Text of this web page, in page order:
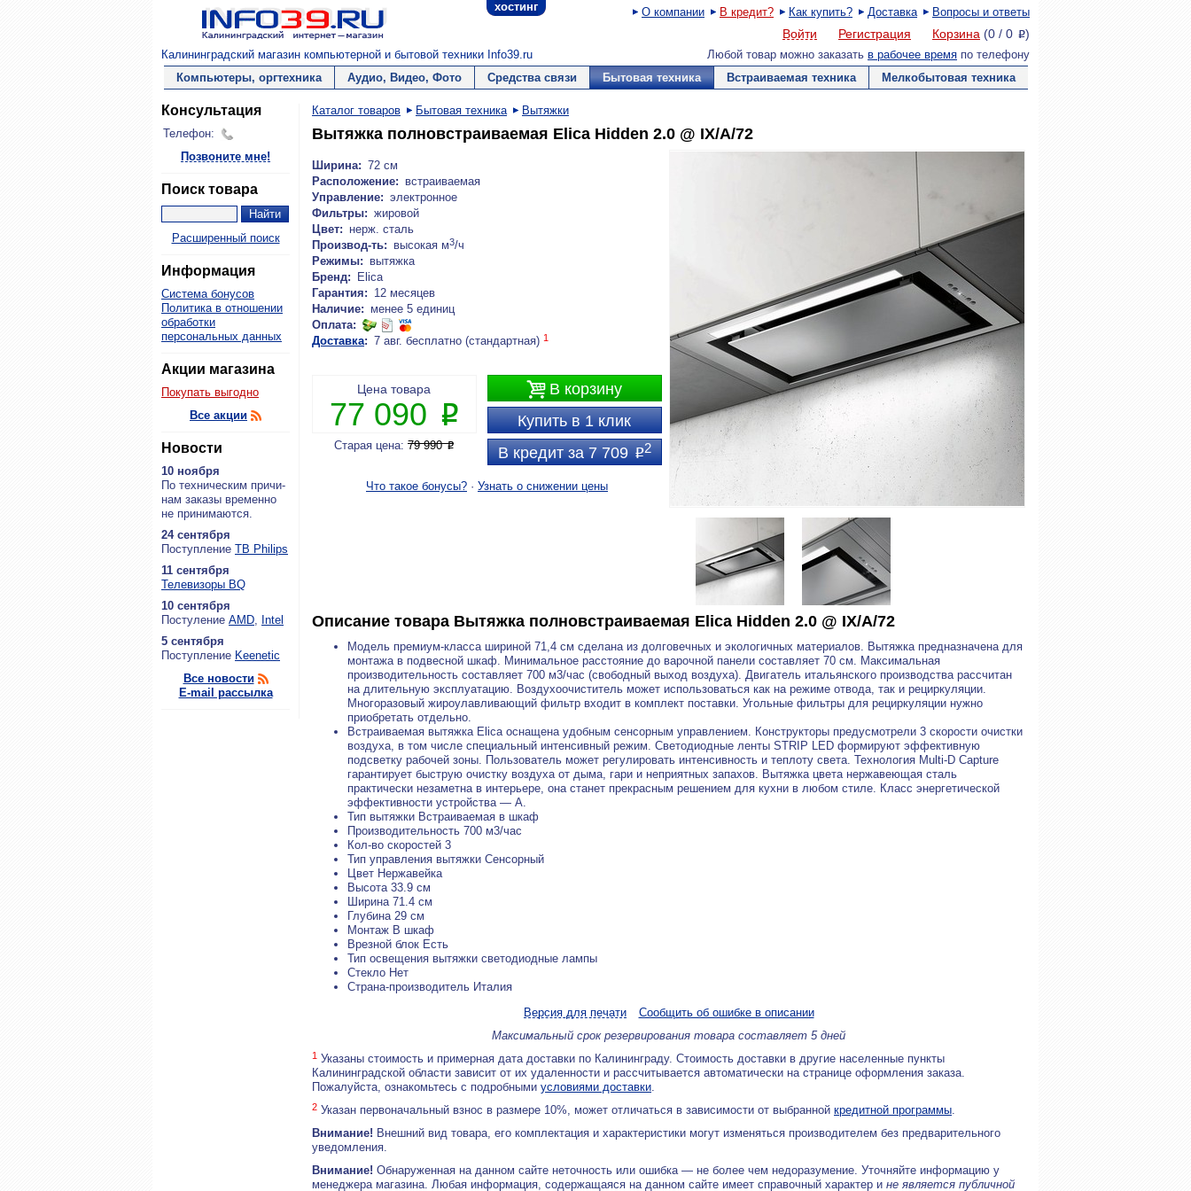
хостинг О компании В кредит? Как купить? Доставка Вопросы и ответы
Войти Регистрация Корзина (0 / 0 P)
Калининградский магазин компьютерной и бытовой техники Info39.ru Любой товар можно заказать в рабочее время по телефону
Компьютеры, оргтехника
Аудио, Видео, Фото Средства связи Бытовая техника Встраиваемая техника Мелкобытовая техника
Консультация
Телефон:
Позвоните мне!
Поиск товара
Расширенный поиск
Информация
Система бонусов
Политика в отношении
обработки
персональных данных
Акции магазина
Покупать выгодно
Все акции
Новости
10 ноября
По тех­ни­че­ским при­чи­
нам за­ка­зы вре­мен­но
не при­ни­ма­ют­ся.
24 сентября
По­ступ­ле­ние ТВ Philips
11 сентября
Теле­ви­зо­ры BQ
10 сентября
По­сту­ле­ние AMD, Intel
5 сентября
По­ступ­ле­ние Keenetic
Все новости
E-mail рассылка
Каталог товаров Бытовая техника Вытяжки
Вытяжка полновстраиваемая Elica Hidden 2.0 @ IX/A/72
Ширина: 72 см
Расположение: встраиваемая
Управление: электронное
Фильтры: жировой
Цвет: нерж. сталь
Производ-ть: высокая м3/ч
Режимы: вытяжка
Бренд:
Elica
Гарантия: 12 месяцев
Наличие: менее 5 единиц
Оплата:
Доставка: 7 авг. бесплатно (стандартная) 1
В корзину
Купить в 1 клик
В кредит за 7 709P2
Цена товара
77 090 P
Старая цена:79 990P
Что такое бонусы? · Узнать о снижении цены
Описание товара Вытяжка полновстраиваемая Elica Hidden 2.0 @ IX/A/72
Модель премиум-класса шириной 71,4 см сделана из долговечных и экологичных материалов. Вытяжка предназначена для
монтажа в подвесной шкаф. Минимальное расстояние до варочной панели составляет 70 см. Максимальная
производительность составляет 700 м3/час (свободный выход воздуха). Двигатель итальянского производства рассчитан
на длительную эксплуатацию. Воздухоочиститель может использоваться как на режиме отвода, так и рециркуляции.
Многоразовый жироулавливающий фильтр входит в комплект поставки. Угольные фильтры для рециркуляции нужно
приобретать отдельно.
Встраиваемая вытяжка Elica оснащена удобным сенсорным управлением. Конструкторы предусмотрели 3 скорости очистки
воздуха, в том числе специальный интенсивный режим. Светодиодные ленты STRIP LED формируют эффективную
подсветку рабочей зоны. Пользователь может регулировать интенсивность и теплоту света. Технология Multi-D Capture
гарантирует быструю очистку воздуха от дыма, гари и неприятных запахов. Вытяжка цвета нержавеющая сталь
практически незаметна в интерьере, она станет прекрасным решением для кухни в любом стиле. Класс энергетической
эффективности устройства — А.
Тип вытяжки Встраиваемая в шкаф
Производительность 700 м3/час
Кол-во скоростей 3
Тип управления вытяжки Сенсорный
Цвет Нержавейка
Высота 33.9 см
Ширина 71.4 см
Глубина 29 см
Монтаж В шкаф
Врезной блок Есть
Тип освещения вытяжки светодиодные лампы
Стекло Нет
Страна-производитель Италия
Версия для печати
Сообщить об ошибке в описании
Максимальный срок резервирования товара составляет 5 дней
1 Указаны стоимость и примерная дата доставки по Калининграду. Стоимость доставки в другие населенные пункты
Калининградской области зависит от их удаленности и рассчитывается автоматически на странице оформления заказа.
Пожалуйста, ознакомьтесь с подробными условиями доставки.
2 Указан первоначальный взнос в размере 10%, может отличаться в зависимости от выбранной кредитной программы.
Внимание! Внешний вид товара, его комплектация и характеристики могут изменяться производителем без предварительного
уведомления.
Внимание! Обнаруженная на данном сайте неточность или ошибка — не более чем недоразумение. Уточняйте информацию у
менеджера магазина. Любая информация, содержащаяся на данном сайте имеет справочный характер и не является публичной